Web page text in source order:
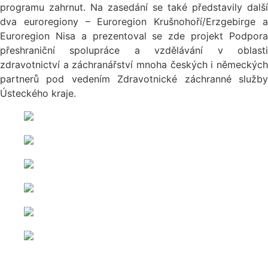
programu zahrnut. Na zasedání se také představily další
dva euroregiony – Euroregion Krušnohoří/Erzgebirge a
Euroregion Nisa a prezentoval se zde projekt Podpora
přeshraniční spolupráce a vzdělávání v oblasti
zdravotnictví a záchranářství mnoha českých i německých
partnerů pod vedením Zdravotnické záchranné služby
Ústeckého kraje.